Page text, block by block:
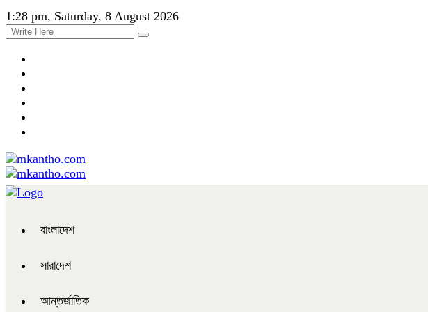
1:28 pm, Saturday, 8 August 2026
বাংলাদেশ
সারাদেশ
আন্তর্জাতিক